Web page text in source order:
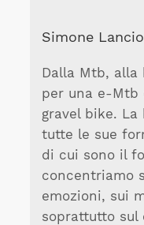
Simone
Dalla Mtb, alla
per una e-Mtb
gravel bike.
tutte le sue
di cui sono il
concentriamo
emozioni, sui
soprattutto sul